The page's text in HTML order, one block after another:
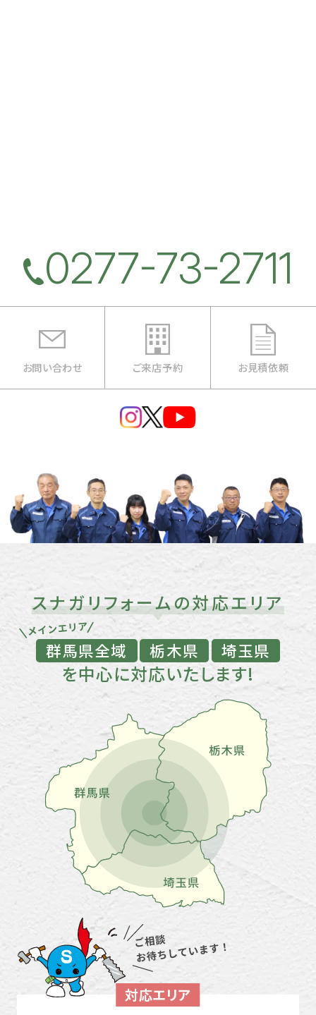
0277-73-2711
お問い合わせ ご来店予約 お見積依頼
スナガリフォームの対応エリア
群馬県全域 栃木県 埼玉県
を中心に対応いたします!
対応エリア